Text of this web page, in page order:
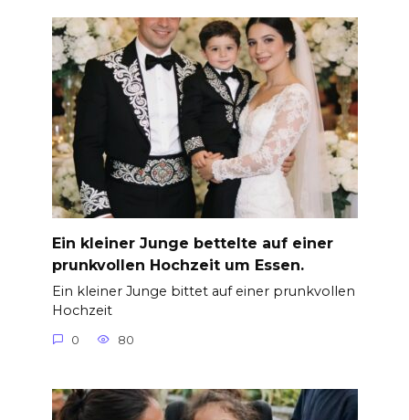
Ein kleiner Junge bettelte auf einer
prunkvollen Hochzeit um Essen.
Ein kleiner Junge bittet auf einer prunkvollen
Hochzeit
0 80